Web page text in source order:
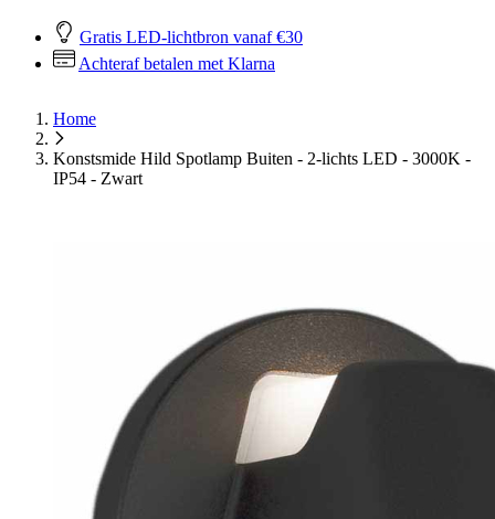
Gratis LED-lichtbron vanaf €30
Achteraf betalen met Klarna
Home
Konstsmide Hild Spotlamp Buiten - 2-lichts LED - 3000K -
IP54 - Zwart